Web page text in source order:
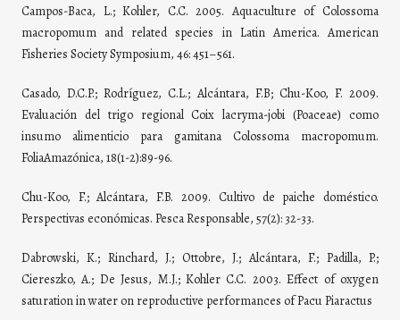
Campos-Baca, L.; Kohler, C.C. 2005. Aquaculture of Colossoma
macropomum and related species in Latin America. American
Fisheries Society Symposium, 46: 451–561.
Casado, D.C.P.; Rodríguez, C.L.; Alcántara, F.B; Chu-Koo, F. 2009.
Evaluación del trigo regional Coix lacryma-jobi (Poaceae) como
insumo alimenticio para gamitana Colossoma macropomum.
FoliaAmazónica, 18(1-2):89-96.
Chu-Koo, F.; Alcántara, F.B. 2009. Cultivo de paiche doméstico.
Perspectivas económicas. Pesca Responsable, 57(2): 32-33.
Dabrowski, K.; Rinchard, J.; Ottobre, J.; Alcántara, F.; Padilla, P.;
Ciereszko, A.; De Jesus, M.J.; Kohler C.C. 2003. Effect of oxygen
saturation in water on reproductive performances of Pacu Piaractus